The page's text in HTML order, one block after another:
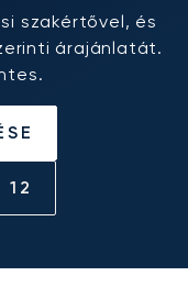
szakértővel, és
árajánlatát.